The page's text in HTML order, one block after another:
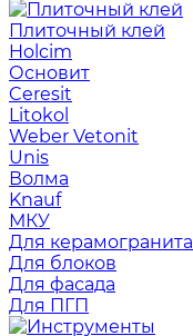
Плиточный клей
Holcim
Основит
Ceresit
Litokol
Weber Vetonit
Unis
Волма
Knauf
МКУ
Для керамогранита
Для блоков
Для фасада
Для ПГП